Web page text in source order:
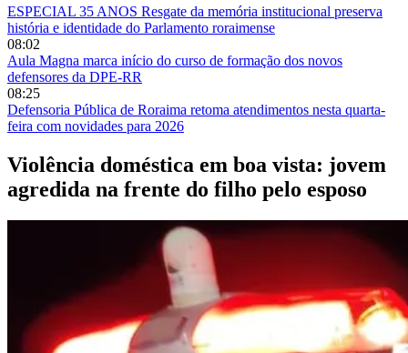
ESPECIAL 35 ANOS Resgate da memória institucional preserva
história e identidade do Parlamento roraimense
08:02
Aula Magna marca início do curso de formação dos novos
defensores da DPE-RR
08:25
Defensoria Pública de Roraima retoma atendimentos nesta quarta-
feira com novidades para 2026
Violência doméstica em boa vista: jovem
agredida na frente do filho pelo esposo